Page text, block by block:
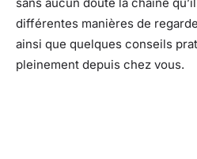
différentes manières de
ainsi que quelques conseils
pleinement depuis chez vous.